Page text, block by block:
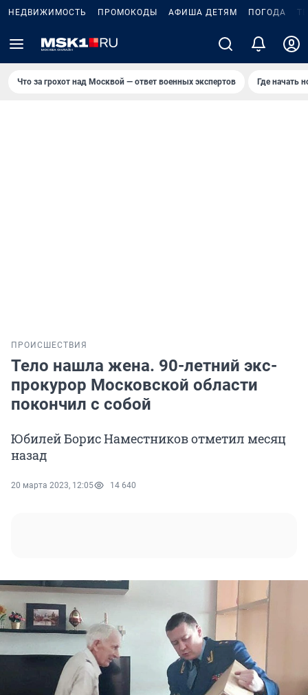
НЕДВИЖИМОСТЬ ПРОМОКОДЫ АФИША ДЕТЯМ ПОГОДА
Что за грохот над Москвой — ответ военных экспертов Где начать
ПРОИСШЕСТВИЯ
Тело нашла жена. 90-летний экс-
прокурор Московской области
покончил с собой
Юбилей Борис Наместников отметил месяц
назад
20 марта 2023, 12:05 14 640